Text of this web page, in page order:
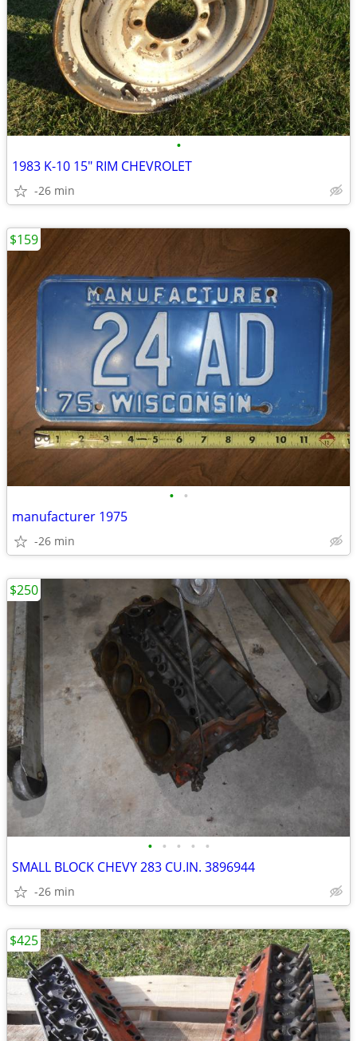
•
1983 K-10 15" RIM CHEVROLET
-26 min
• •
manufacturer 1975
-26 min
$159
• • • • •
SMALL BLOCK CHEVY 283 CU.IN. 3896944
-26 min
$250
$425